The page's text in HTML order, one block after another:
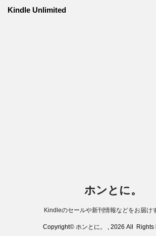
Kindle Unlimited
ホンとに。
Kindleのセールや新刊情報などをお届け
Copyright© ホンとに。 , 2026 All Rights